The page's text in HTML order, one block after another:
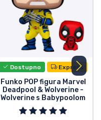
Dostupno Express
Funko POP figura Marvel
Deadpool & Wolverine -
Wolverine s Babypoolom